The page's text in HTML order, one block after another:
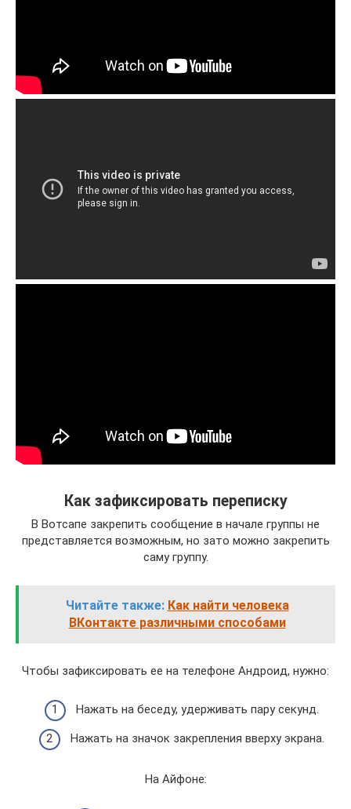
Как зафиксировать переписку
В Вотсапе закрепить сообщение в начале группы не
представляется возможным, но зато можно закрепить
саму группу.
Читайте также: Как найти человека
ВКонтакте различными способами
Чтобы зафиксировать ее на телефоне Андроид, нужно:
Нажать на беседу, удерживать пару секунд.
Нажать на значок закрепления вверху экрана.
На Айфоне: